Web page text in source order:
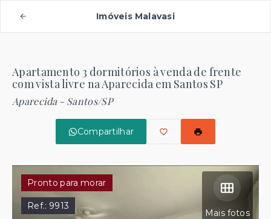
Imóveis Malavasi
Apartamento 3 dormitórios à venda de frente
com vista livre na Aparecida em Santos SP
Aparecida - Santos/SP
Compartilhar
Mais fotos
Pronto para morar
Ref.: 9913